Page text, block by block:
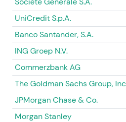
Mio. Aktien
2,33 % des Grundkapitals).
Der Markt nahm die
aktionärsfreundliche
Rückkäufe) positiv auf,
weiterhin die Umsetzung
kreditbezogene
Chartphase — Rallye /
gestützt durch die
Kapitalrückführungen.
UniCredit S.p.A.
Banco Santander, S.A.
ING Groep N.V.
Commerzbank AG
The Goldman Sachs Group,
JPMorgan Chase & Co.
Morgan Stanley